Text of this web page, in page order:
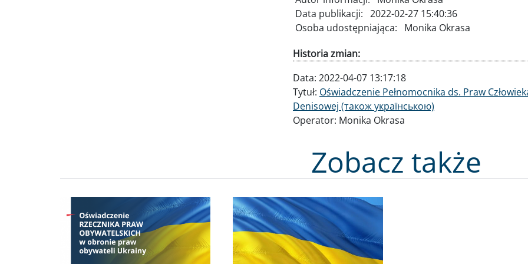
Data publikacji: 2022-02-27 15:40:36
Osoba udostępniająca:
Monika Okrasa
Historia zmian:
Data: 2022-04-07 13:17:18
Tytuł: Oświadczenie Pełnomocnika ds. Praw
Denisowej (також українською)
Operator: Monika Okrasa
Zobacz także
Obraz